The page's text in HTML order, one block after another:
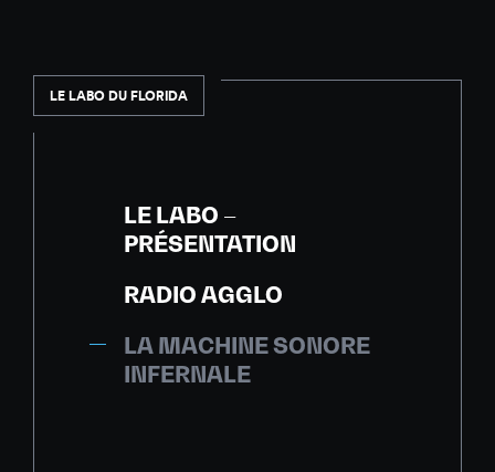
LE LABO DU FLORIDA
LE LABO –
PRÉSENTATION
RADIO AGGLO
LA MACHINE SONORE
INFERNALE